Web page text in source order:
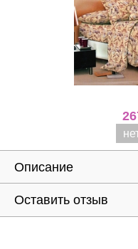
Описание
Оставить отзыв